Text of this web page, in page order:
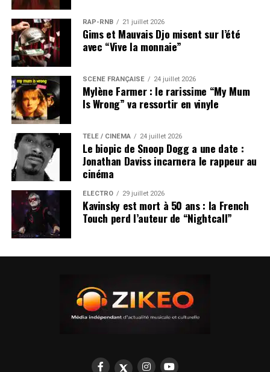
RAP-RNB 21 juillet 2026
Gims et Mauvais Djo misent sur l’été
avec “Vive la monnaie”
SCÈNE FRANÇAISE 24 juillet 2026
Mylène Farmer : le rarissime “My Mum
Is Wrong” va ressortir en vinyle
TÉLÉ / CINÉMA 24 juillet 2026
Le biopic de Snoop Dogg a une date :
Jonathan Daviss incarnera le rappeur au
cinéma
ÉLECTRO 29 juillet 2026
Kavinsky est mort à 50 ans : la French
Touch perd l’auteur de “Nightcall”